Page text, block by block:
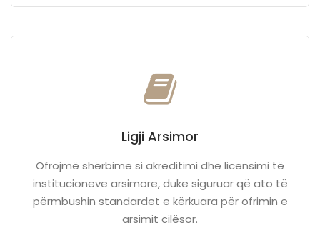
Ligji Arsimor
Ofrojmë shërbime si akreditimi dhe licensimi të
institucioneve arsimore, duke siguruar që ato të
përmbushin standardet e kërkuara për ofrimin e
arsimit cilësor.